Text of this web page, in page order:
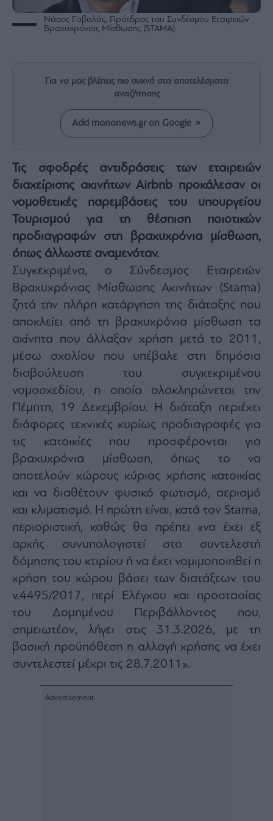
Rumors
ESG
Les
Bons
Vivants
Auto
&
Style
Υγεία
Architecture
&
Design
Fashion
&
Art
Watches
Yachts
Table
For
Two
Αγορές
Trader's
book
Buy-
Hold-
Sell
The
Investor
Crypto
Χρηματιστηριακές
Ανακοινώσεις
Creative
Νάσος Γαβαλάς, Πρόεδρος του Συνδέσμου Εταιρειών
Βραχυχρόνιας Μίσθωσης (STAMA)
Για να μας βλέπεις πιο συχνά στα αποτελέσματα
αναζήτησης
Add mononews.gr on Google
Τις σφοδρές αντιδράσεις των εταιρειών
διαχείρισης ακινήτων Airbnb προκάλεσαν οι
νομοθετικές παρεμβάσεις του υπουργείου
Τουρισμού για τη θέσπιση ποιοτικών
προδιαγραφών στη βραχυχρόνια μίσθωση,
όπως άλλωστε αναμενόταν.
Συγκεκριμένα, ο Σύνδεσμος Εταιρειών
Βραχυχρόνιας Μίσθωσης Ακινήτων (Stama)
ζητά την πλήρη κατάργηση της διάταξης που
αποκλείει από τη βραχυχρόνια μίσθωση τα
ακίνητα που άλλαξαν χρήση μετά το 2011,
μέσω σχολίου που υπέβαλε στη δημόσια
διαβούλευση του συγκεκριμένου
νομοσχεδίου, η οποία ολοκληρώνεται την
Πέμπτη, 19 Δεκεμβρίου. H διάταξη περιέχει
διάφορες τεχνικές κυρίως προδιαγραφές για
τις κατοικίες που προσφέρονται για
βραχυχρόνια μίσθωση, όπως το να
αποτελούν χώρους κύριας χρήσης κατοικίας
και να διαθέτουν φυσικό φωτισμό, αερισμό
και κλιματισμό. Η πρώτη είναι, κατά τον Stama,
περιοριστική, καθώς θα πρέπει «να έχει εξ
αρχής συνυπολογιστεί στο συντελεστή
δόμησης του κτιρίου ή να έχει νομιμοποιηθεί η
χρήση του χώρου βάσει των διατάξεων του
ν.4495/2017, περί Ελέγχου και προστασίας
του Δομημένου Περιβάλλοντος που,
σημειωτέον, λήγει στις 31.3.2026, με τη
βασική προϋπόθεση η αλλαγή χρήσης να έχει
συντελεστεί μέχρι τις 28.7.2011».